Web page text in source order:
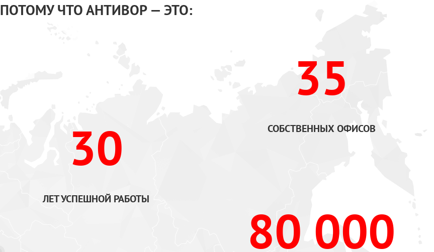
ПОТОМУ ЧТО АНТИВОР — ЭТО:
30
ЛЕТ УСПЕШНОЙ РАБОТЫ
35
СОБСТВЕННЫХ ОФИСОВ
80 000